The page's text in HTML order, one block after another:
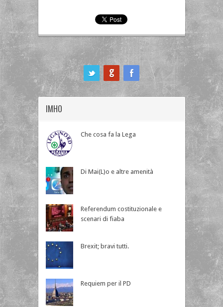
IMHO
Che cosa fa la Lega
Di Mai(L)o e altre amenità
Referendum costituzionale e
scenari di fiaba
Brexit; bravi tutti.
Requiem per il PD